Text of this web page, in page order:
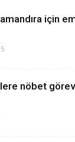
için
nöbet